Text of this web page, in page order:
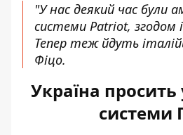
"У нас деякий час були
системи Patriot, згодом
Тепер теж йдуть
Фіцо.
Україна просить
системи